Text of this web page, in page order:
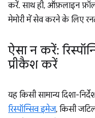
करें. साथ ही, ऑफ़लाइन
मेमोरी में सेव करने के लिए
ऐसा न करें:
प्रीकैश करें
यह किसी सामान्य दिशा-
रिस्पॉन्सिव इमेज, किसी